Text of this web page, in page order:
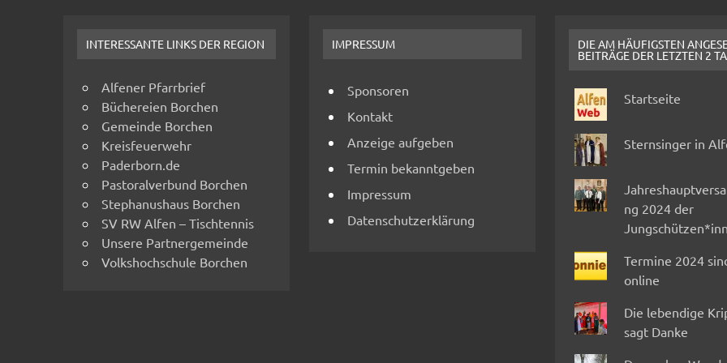
INTERESSANTE LINKS DER REGION
Alfener Pfarrbrief
Büchereien Borchen
Gemeinde Borchen
Kreisfeuerwehr
Paderborn.de
Pastoralverbund Borchen
Stephanushaus Borchen
SV RW Alfen – Tischtennis
Unsere Partnergemeinde
Volkshochschule Borchen
IMPRESSUM
Sponsoren
Kontakt
Anzeige aufgeben
Termin bekanntgeben
Impressum
Datenschutzerklärung
DIE AM HÄUFIGSTEN
BEITRÄGE DER LETZTEN 2
Startseite
Sternsinger in
ng 2024 der
Termine 2024
online
Die lebendige
sagt Danke